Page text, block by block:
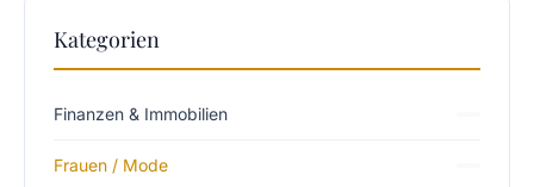
Kategorien
Finanzen & Immobilien
Frauen / Mode